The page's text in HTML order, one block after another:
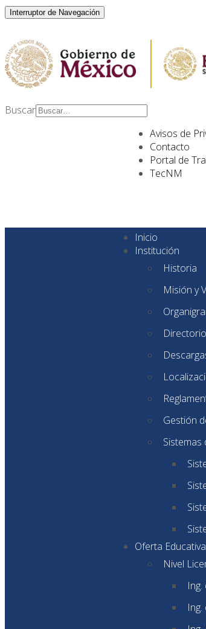
Interruptor de Navegación
Buscar
Avisos de
Contacto
Portal de
TecNM
Inicio
Institución
Historia
Misión y
Gestión
Sistemas
Oferta Educativa
Nivel